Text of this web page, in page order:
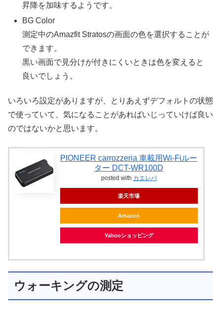
昇降を加味するようです。
BG Color
測定中のAmazfit Stratosの画面の色を選択することが
できます。
黒い画面で見分けが付きにくいときは色を変えると
良いでしょう。
いろいろ設定がありますが、とりあえずデフォルトの状態
で使っていて、気になることがあればいじっていけば良い
のではないかと思います。
PIONEER carrozzeria 車載用Wi-Fiルー
ター DCT-WR100D
posted with カエレバ
楽天市場
Amazon
Yahooショッピング
ウォーキングの測定